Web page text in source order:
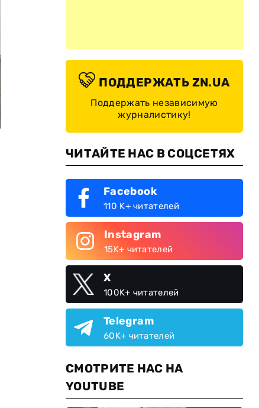
ПОДДЕРЖАТЬ ZN.UA
Поддержать независимую
журналистику!
ЧИТАЙТЕ НАС В СОЦСЕТЯХ
Facebook
110 K+ читателей
Instagram
15K+ читателей
X
100K+ читателей
Telegram
60K+ читателей
СМОТРИТЕ НАС НА
YOUTUBE